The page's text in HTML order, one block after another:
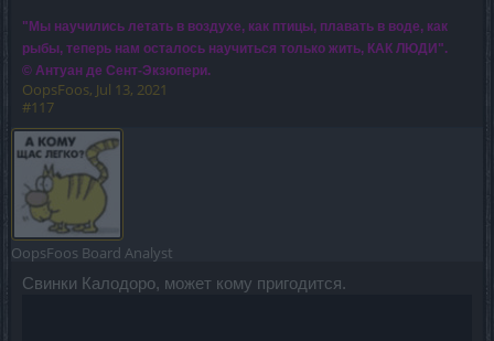
"Мы научились летать в воздухе, как птицы, плавать в воде, как
рыбы, теперь нам осталось научиться только жить, КАК ЛЮДИ".
© Антуан де Сент-Экзюпери.
OopsFoos, Jul 13, 2021
#117
OopsFoos Board Analyst
Свинки Калодоро, может кому пригодится.